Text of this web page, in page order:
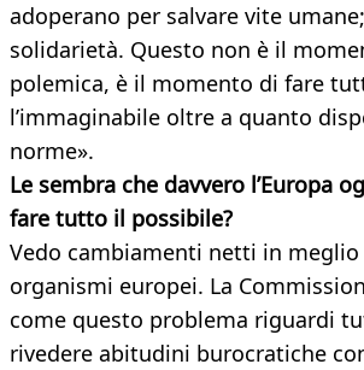
adoperano per salvare vite
solidarietà. Questo non è il
polemica, è il momento di fare
l’immaginabile oltre a quanto
norme».
Le sembra che davvero l’Europa
fare tutto il possibile?
Vedo cambiamenti netti in
organismi europei. La
come questo problema riguardi
rivedere abitudini burocratiche